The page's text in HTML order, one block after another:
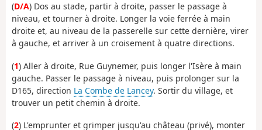
(D/A) Dos au stade, partir à droite, passer le passage à
niveau, et tourner à droite. Longer la voie ferrée à main
droite et, au niveau de la passerelle sur cette dernière, virer
à gauche, et arriver à un croisement à quatre directions.
(1) Aller à droite, Rue Guynemer, puis longer l'Isère à main
gauche. Passer le passage à niveau, puis prolonger sur la
D165, direction La Combe de Lancey. Sortir du village, et
trouver un petit chemin à droite.
(2) L'emprunter et grimper jusqu'au château (privé), monter